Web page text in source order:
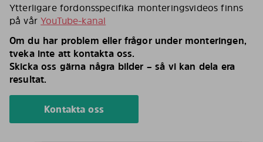
Ytterligare fordonsspecifika monteringsvideos finns
på vårYouTube-kanal
Om du har problem eller frågor under monteringen,
tveka inte att kontakta oss.
Skicka oss gärna några bilder – så vi kan dela era
resultat.
Kontakta oss